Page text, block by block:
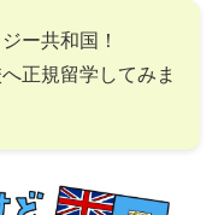
ー共和国！
正規留学してみま